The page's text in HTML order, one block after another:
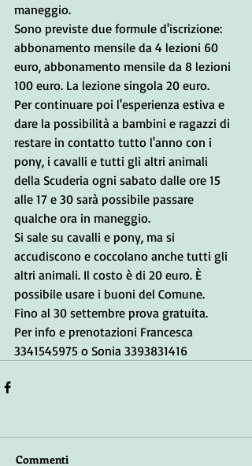
maneggio.
Sono previste due formule d'iscrizione:
abbonamento mensile da 4 lezioni 60
euro, abbonamento mensile da 8 lezioni
100 euro. La lezione singola 20 euro.
Per continuare poi l'esperienza estiva e
dare la possibilità a bambini e ragazzi di
restare in contatto tutto l'anno con i
pony, i cavalli e tutti gli altri animali
della Scuderia ogni sabato dalle ore 15
alle 17 e 30 sarà possibile passare
qualche ora in maneggio.
Si sale su cavalli e pony, ma si
accudiscono e coccolano anche tutti gli
altri animali. Il costo è di 20 euro. È
possibile usare i buoni del Comune.
Fino al 30 settembre prova gratuita.
Per info e prenotazioni Francesca
3341545975 o Sonia 3393831416
Commenti